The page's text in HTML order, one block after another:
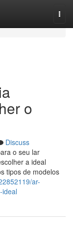
o
Discuss
o seu lar
a ideal
tipos de modelos
ar-
ideal